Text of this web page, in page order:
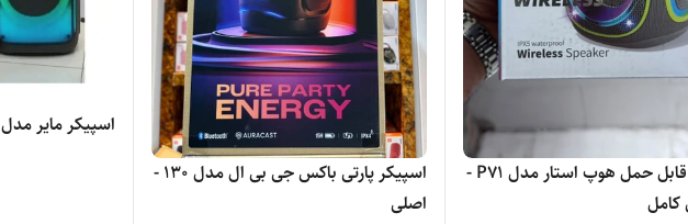
اسپیکر قابل حمل هوپ استار مدل P71 -
کامل
اسپیکر پارتی باکس جی بی ال مدل 130 -
اصلی
اسپیکر مایر مدل MR-5511 - اصلی